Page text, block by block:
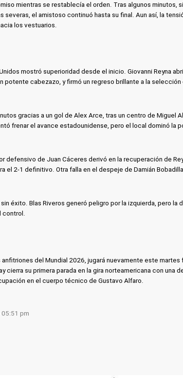
mientras se restablecía el orden. Tras algunos minutos,
severas, el amistoso continuó hasta su final. Aun así, la
los vestuarios.
mostró superioridad desde el inicio. Giovanni Reyna
potente cabezazo, y firmó un regreso brillante a la selección
gracias a un gol de Alex Arce, tras un centro de Miguel
frenar el avance estadounidense, pero el local dominó la
defensivo de Juan Cáceres derivó en la recuperación de
el 2-1 definitivo. Otra falla en el despeje de Damián
éxito. Blas Riveros generó peligro por la izquierda, pero la
del Mundial 2026, jugará nuevamente este martes
cierra su primera parada en la gira norteamericana con una
en el cuerpo técnico de Gustavo Alfaro.
pm